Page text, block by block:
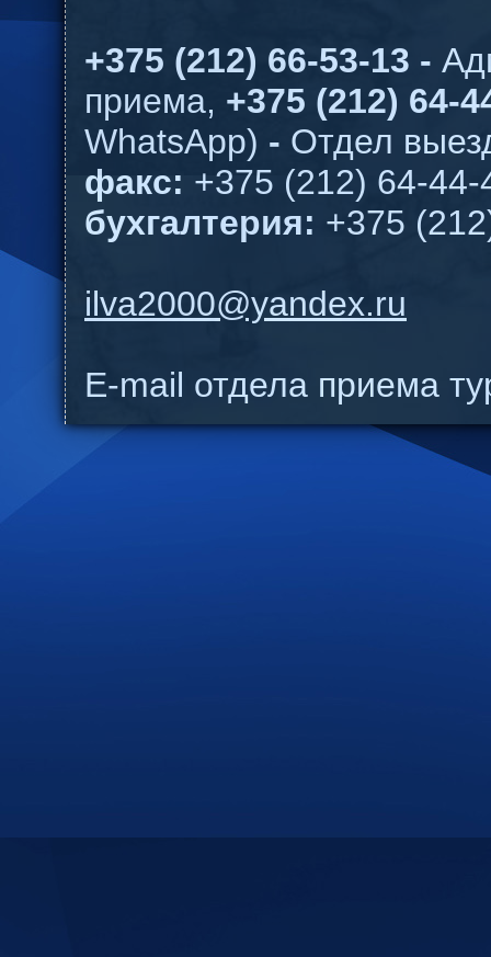
+375 (212) 66-53-13 -
приема, +375 (212) 64-
WhatsApp) - Отдел
факс: +375 (212) 64-44-
бухгалтерия: +375
ilva2000@yandex.ru
E-mail отдела приема